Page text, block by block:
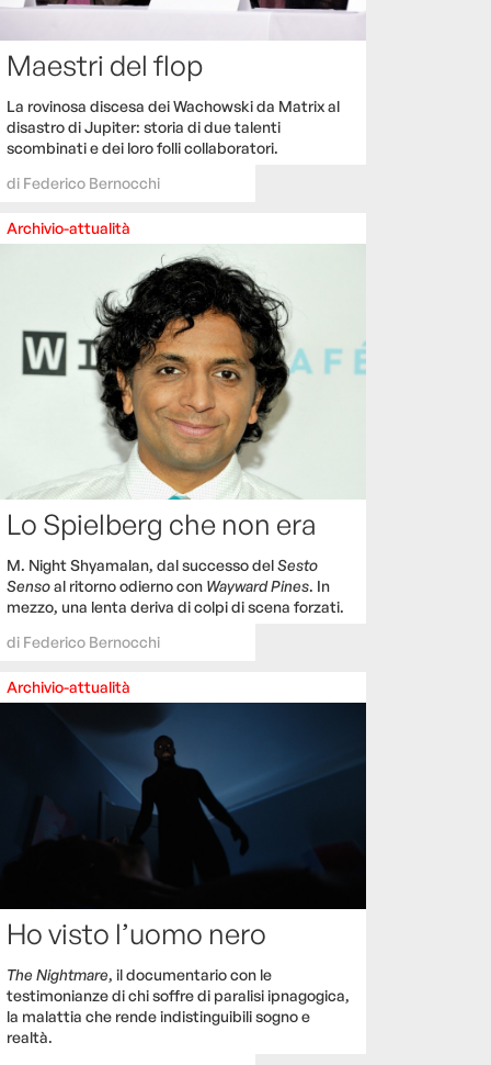
Maestri del flop
La rovinosa discesa dei Wachowski da Matrix al
disastro di Jupiter: storia di due talenti
scombinati e dei loro folli collaboratori.
di Federico Bernocchi
Archivio-attualità
Lo Spielberg che non era
M. Night Shyamalan, dal successo delSesto
Sensoal ritorno odierno con Wayward Pines. In
mezzo, una lenta deriva di colpi di scena forzati.
di Federico Bernocchi
Archivio-attualità
Ho visto l’uomo nero
The Nightmare, il documentario con le
testimonianze di chi soffre di paralisi ipnagogica,
la malattia che rende indistinguibili sogno e
realtà.